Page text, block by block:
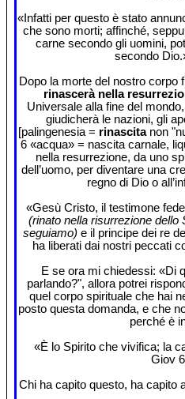
«Infatti per questo è stato
che sono morti; affinché,
carne secondo gli uomini,
secondo
Dopo la morte del nostro corpo
rinascerà nella
Universale alla fine del
giudicherà le nazioni, gli
[palingenesia = rinascitanon
6 «acqua» = nascita carnale,
nella resurrezione, da uno
dell’uomo, per diventare una
regno di Dio o
«Gesù Cristo, il testimone
(rinato nella risurrezione dello
seguiamo) e il principe dei re
ha liberati dai nostri peccati
E se ora mi chiedessi: «Di
parlando?", allora potrei
quel corpo spirituale che hai
posto questa domanda, e che
perché è
«È lo Spirito che vivifica; la
Giov
Chi ha capito questo, ha capito